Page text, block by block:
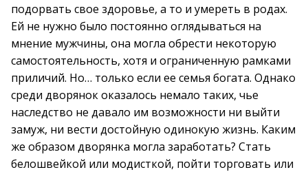
подорвать свое здоровье, а то и умереть в родах.
Ей не нужно было постоянно оглядываться на
мнение мужчины, она могла обрести некоторую
самостоятельность, хотя и ограниченную рамками
приличий. Но… только если ее семья богата. Однако
среди дворянок оказалось немало таких, чье
наследство не давало им возможности ни выйти
замуж, ни вести достойную одинокую жизнь. Каким
же образом дворянка могла заработать? Стать
белошвейкой или модисткой, пойти торговать или